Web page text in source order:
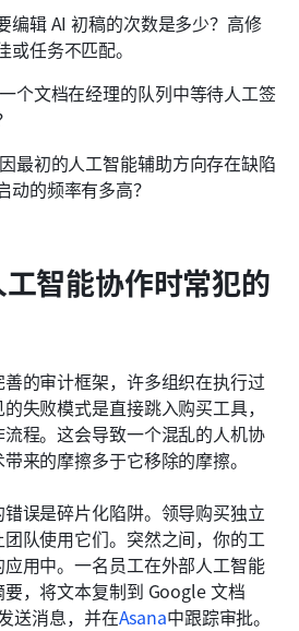
编辑 AI 初稿的次数是多少？高修
任务不匹配。
一个文档在经理的队列中等待人工签
最初的人工智能辅助方向存在缺陷
动的频率有多高？
智能协作时常犯的
的审计框架，许多组织在执行过
失败模式是直接跳入购买工具，
程。这会导致一个混乱的人机协
来的摩擦多于它移除的摩擦。
误是碎片化陷阱。领导购买独立
队使用它们。突然之间，你的工
用中。一名员工在外部人工智能
，将文本复制到 Google 文档
送消息，并在Asana中跟踪审批。